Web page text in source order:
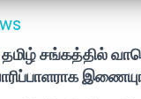
தமிழ் சங்கத்தில்